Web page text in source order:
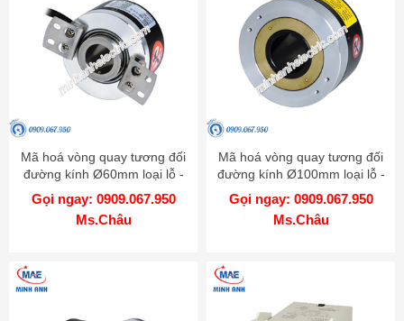
Mã hoá vòng quay tương đối
đường kính Ø60mm loại lỗ -
Model E60H
Gọi ngay: 0909.067.950
Ms.Châu
Mã hoá vòng quay tương đối
đường kính Ø100mm loại lỗ -
Model E100H
Gọi ngay: 0909.067.950
Ms.Châu